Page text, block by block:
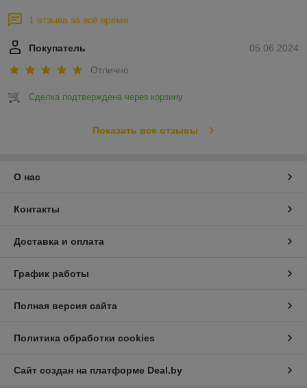
1 отзыва за всё время
05.06.2024
Покупатель
Отлично
Сделка подтверждена через корзину
Показать все отзывы
О нас
Контакты
Доставка и оплата
График работы
Полная версия сайта
Политика обработки cookies
Сайт создан на платформе Deal.by